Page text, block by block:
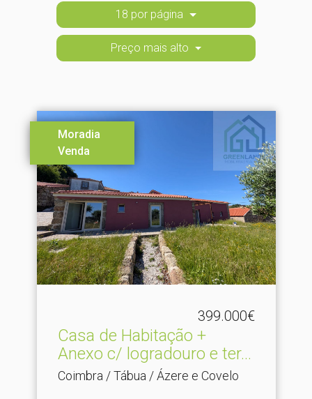
18 por página
Preço mais alto
Moradia
Venda
399.000€
Casa de Habitação +
Anexo c/ logradouro e ter.​..
Coimbra / Tábua / Ázere e Covelo